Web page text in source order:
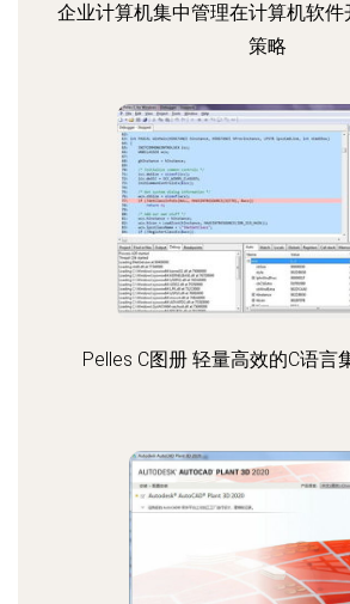
企业计算机集中管理在计算机软
策略
Pelles C图册 轻量高效的C语言